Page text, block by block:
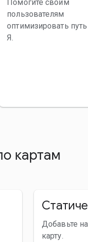
Помогите своим
пользователям
оптимизировать
Я.
картам
Добавьте
карту.